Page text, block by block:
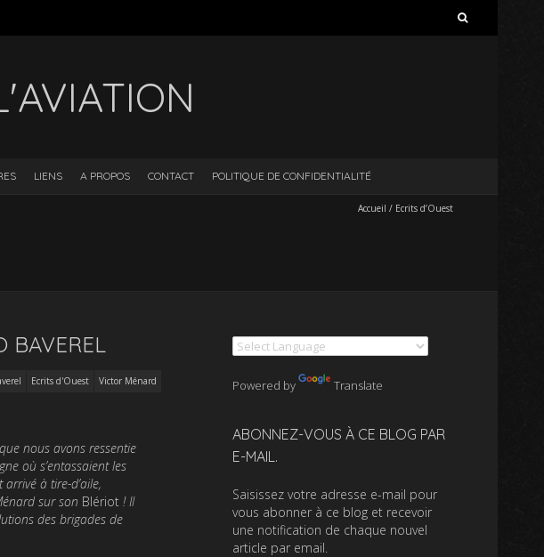
LIENS A PROPOS CONTACT POLITIQUE DE CONFIDENTIALITÉ
Accueil / Ecrits d’Ouest
BAVEREL
Ecrits d'Ouest Victor Ménard
nous avons ressentie
où s’entassaient les
à tire-d’aile,
sur son Blériot ! Il
des brigades de
Powered by Translate
ABONNEZ-VOUS À CE BLOG PAR
E-MAIL.
Saisissez votre adresse e-mail pour
vous abonner à ce blog et recevoir
une notification de chaque nouvel
article par email.